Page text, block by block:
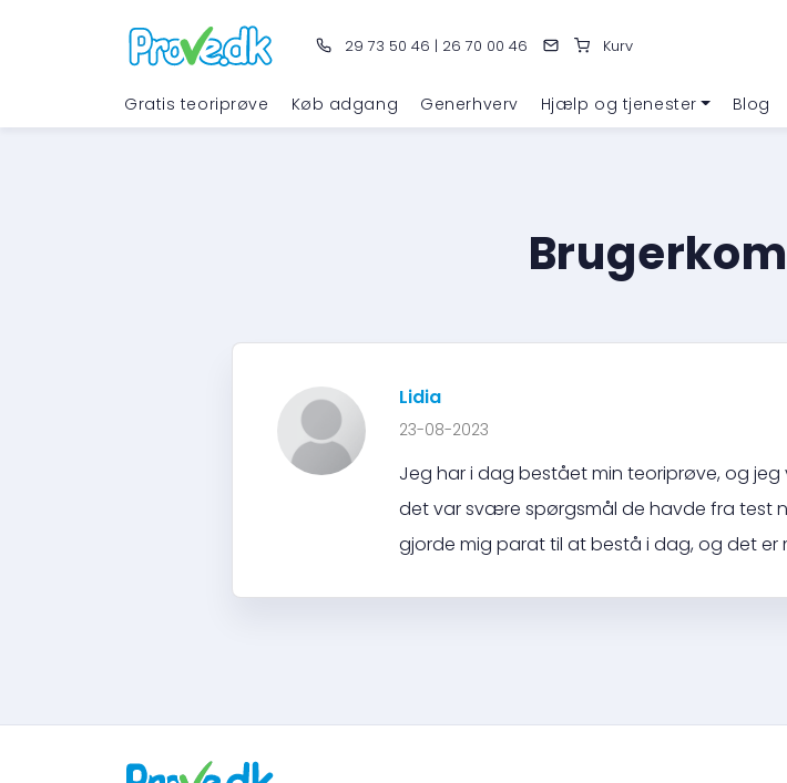
29 73 50 46 | 26 70 00 46 Kurv
Gratis teoriprøve Køb adgang Generhverv Hjælp og tjenester Blog
Lidia
23-08-2023
Jeg har i dag bestået min teoriprøve, og jeg
det var svære spørgsmål de havde fra test
gjorde mig parat til at bestå i dag, og det er